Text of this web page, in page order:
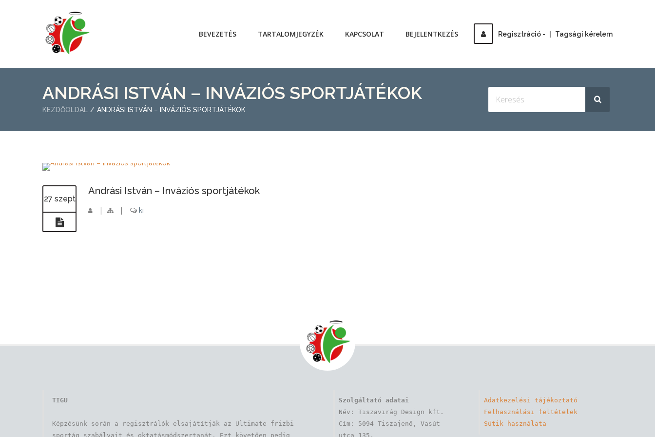
Regisztráció - Tagsági kérelem
BEVEZETÉS TARTALOMJEGYZÉK KAPCSOLAT BEJELENTKEZÉS
ANDRÁSI ISTVÁN – INVÁZIÓS SPORTJÁTÉKOK
KEZDŐOLDAL ANDRÁSI ISTVÁN – INVÁZIÓS SPORTJÁTÉKOK
27 szept
Andrási István – Inváziós sportjátékok
| | ki
TIGU
Képzésünk során a regisztrálók elsajátítják az Ultimate frizbi
sportág szabályait és oktatásmódszertanát. Ezt követően pedig
Szolgáltató adatai
Név: Tiszavirág Design kft.
Cím: 5094 Tiszajenő, Vasút
utca 135.
Adatkezelési tájékoztató
Felhasználási feltételek
Sütik használata